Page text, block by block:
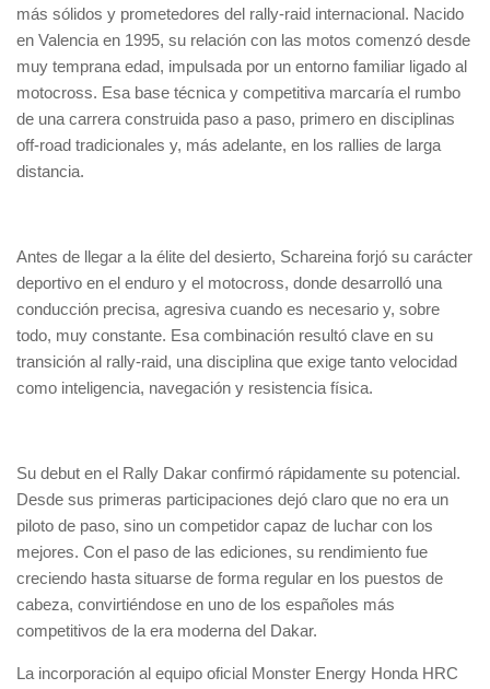
más sólidos y prometedores del rally-raid internacional. Nacido
en Valencia en 1995, su relación con las motos comenzó desde
muy temprana edad, impulsada por un entorno familiar ligado al
motocross. Esa base técnica y competitiva marcaría el rumbo
de una carrera construida paso a paso, primero en disciplinas
off-road tradicionales y, más adelante, en los rallies de larga
distancia.
Antes de llegar a la élite del desierto, Schareina forjó su carácter
deportivo en el enduro y el motocross, donde desarrolló una
conducción precisa, agresiva cuando es necesario y, sobre
todo, muy constante. Esa combinación resultó clave en su
transición al rally-raid, una disciplina que exige tanto velocidad
como inteligencia, navegación y resistencia física.
Su debut en el Rally Dakar confirmó rápidamente su potencial.
Desde sus primeras participaciones dejó claro que no era un
piloto de paso, sino un competidor capaz de luchar con los
mejores. Con el paso de las ediciones, su rendimiento fue
creciendo hasta situarse de forma regular en los puestos de
cabeza, convirtiéndose en uno de los españoles más
competitivos de la era moderna del Dakar.
La incorporación al equipo oficial Monster Energy Honda HRC